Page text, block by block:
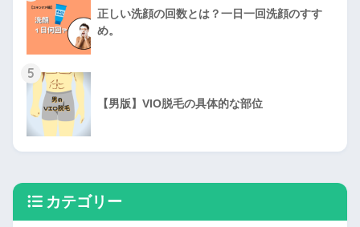
正しい洗顔の回数とは？一日一回洗顔のすす
め。
5
【男版】VIO脱毛の具体的な部位
カテゴリー